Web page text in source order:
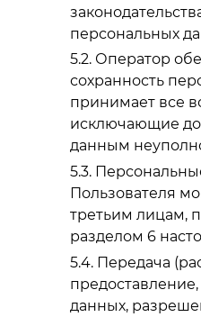
персональных
Оператор
сохранность
принимает все
исключающие
данным
Пользователя
третьим лицам,
разделом 6
Передача
данных,